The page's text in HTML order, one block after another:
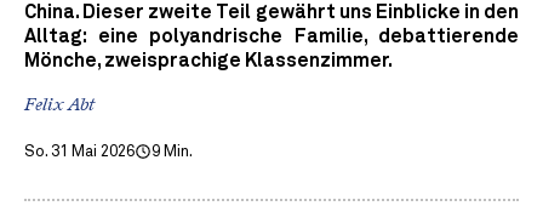
China. Dieser zweite Teil gewährt uns Einblicke in den
Alltag: eine polyandrische Familie, debattierende
Mönche, zweisprachige Klassenzimmer.
Felix Abt
So. 31 Mai 2026 9 Min.